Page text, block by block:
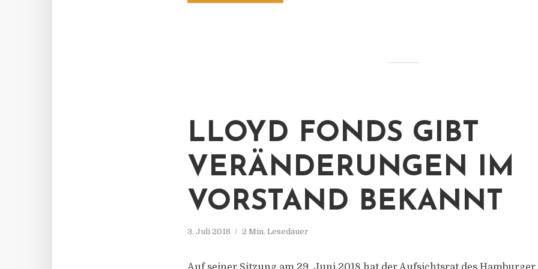
LLOYD FONDS GIBT
VERÄNDERUNGEN IM
VORSTAND BEKANNT
3. Juli 2018 2 Min. Lesedauer